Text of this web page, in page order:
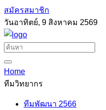
สมัครสมาชิก
วันอาทิตย์, 9 สิงหาคม 2569
Home
ทีมวิทยากร
ทีมพัฒนา 2566